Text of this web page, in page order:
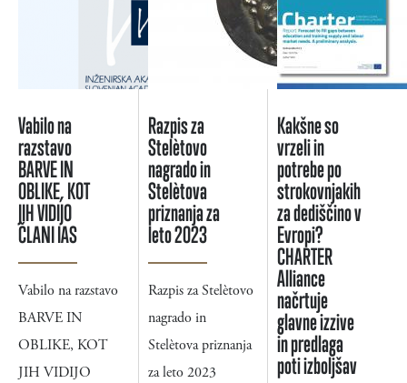
Vabilo na
razstavo
BARVE IN
OBLIKE, KOT
JIH VIDIJO
ČLANI IAS
Vabilo na razstavo
BARVE IN
OBLIKE, KOT
JIH VIDIJO
Razpis za
Stelètovo
nagrado in
Stelètova
priznanja za
leto 2023
Razpis za Stelètovo
nagrado in
Stelètova priznanja
za leto 2023
Kakšne so
vrzeli in
potrebe po
strokovnjakih
za dediščino v
Evropi?
CHARTER
Alliance
načrtuje
glavne izzive
in predlaga
poti izboljšav